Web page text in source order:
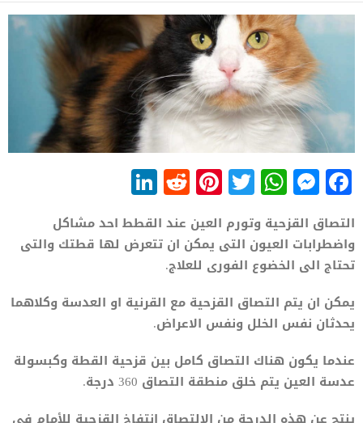
Facebook
Messenger
WhatsApp
Twitter
Pinterest
Reddit
التصاق القزحية وتورم العين عند القطط احد مشاكل
واضطرابات العيون التى يمكن ان تتعرض لها قطتك والتى
تحتاج الى الخضوع الفورى للعلاج.
يمكن ان يتم التصاق القزحية مع القرنية او العدسة وكلاهما
يحدثان نفس الخلل ونفس الاعراض.
عندما يكون هناك التصاق كامل بين قزحية القطة وكبسولة
عدسة العين يتم خلق منطقة التصاق 360 درجة.